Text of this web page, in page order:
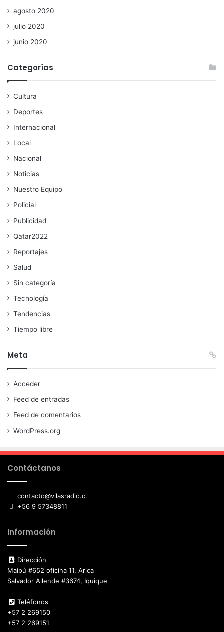
agosto 2020
julio 2020
junio 2020
Categorías
Cultura
Deportes
Internacional
Local
Nacional
Noticias
Nuestro Equipo
Policial
Publicidad
Qatar2022
Reportajes
Salud
Sin categoría
Tecnología
Tendencias
Tiempo libre
Meta
Acceder
Feed de entradas
Feed de comentarios
WordPress.org
Contáctanos
contacto@vilasradio.cl
+56 9 57348811
Información
Dirección
Maipú #652 oficina 11, Arica
Salvador Allende #3674, Iquique
Teléfonos
+57 2 269150
+57 2 269151